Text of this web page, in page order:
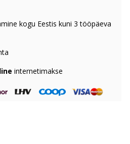
kogu Eestis kuni 3 tööpäeva
internetimakse